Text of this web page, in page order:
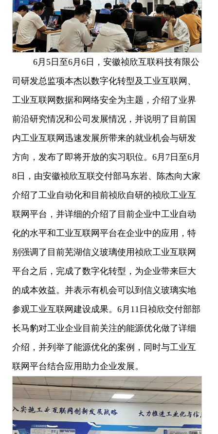
6月5日至6月6日，安徽祯欣互联科技有限公
司研发总监项本杰以数字化转型及工业互联网、
工业互联网数据和网络安全为主题，介绍了业界
前沿研究情况和公司发展情况，并说明了目前国
内工业互联网迅速发展所带来的就业机会与研发
方向，发布了即将开放的实习职位。6月7日至6月
8日，由安徽祯欣互联交付部马东岩、陈杰向大家
介绍了工业自动化和目前祯欣自研的祯欣工业互
联网平台，并详细的介绍了目前企业中工业自动
化的水平和工业互联网平台在企业中的应用，特
别强调了目前芜湖信义玻璃使用祯欣工业互联网
平台之后，完成了数字化转型，为企业带来巨大
的成本效益。并表示有机会可以到信义玻璃实地
参观工业互联网建设成果。6月11日祯欣交付部部
长马豹对工业企业目前关注的能源优化做了详细
介绍，并列举了能源优化的案例，同时与工业互
联网平台结合应用助力企业发展。